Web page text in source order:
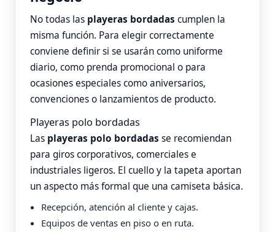
No todas las playeras bordadas cumplen la
misma función. Para elegir correctamente
conviene definir si se usarán como uniforme
diario, como prenda promocional o para
ocasiones especiales como aniversarios,
convenciones o lanzamientos de producto.
Playeras polo bordadas
Las playeras polo bordadas se recomiendan
para giros corporativos, comerciales e
industriales ligeros. El cuello y la tapeta aportan
un aspecto más formal que una camiseta básica.
Recepción, atención al cliente y cajas.
Equipos de ventas en piso o en ruta.